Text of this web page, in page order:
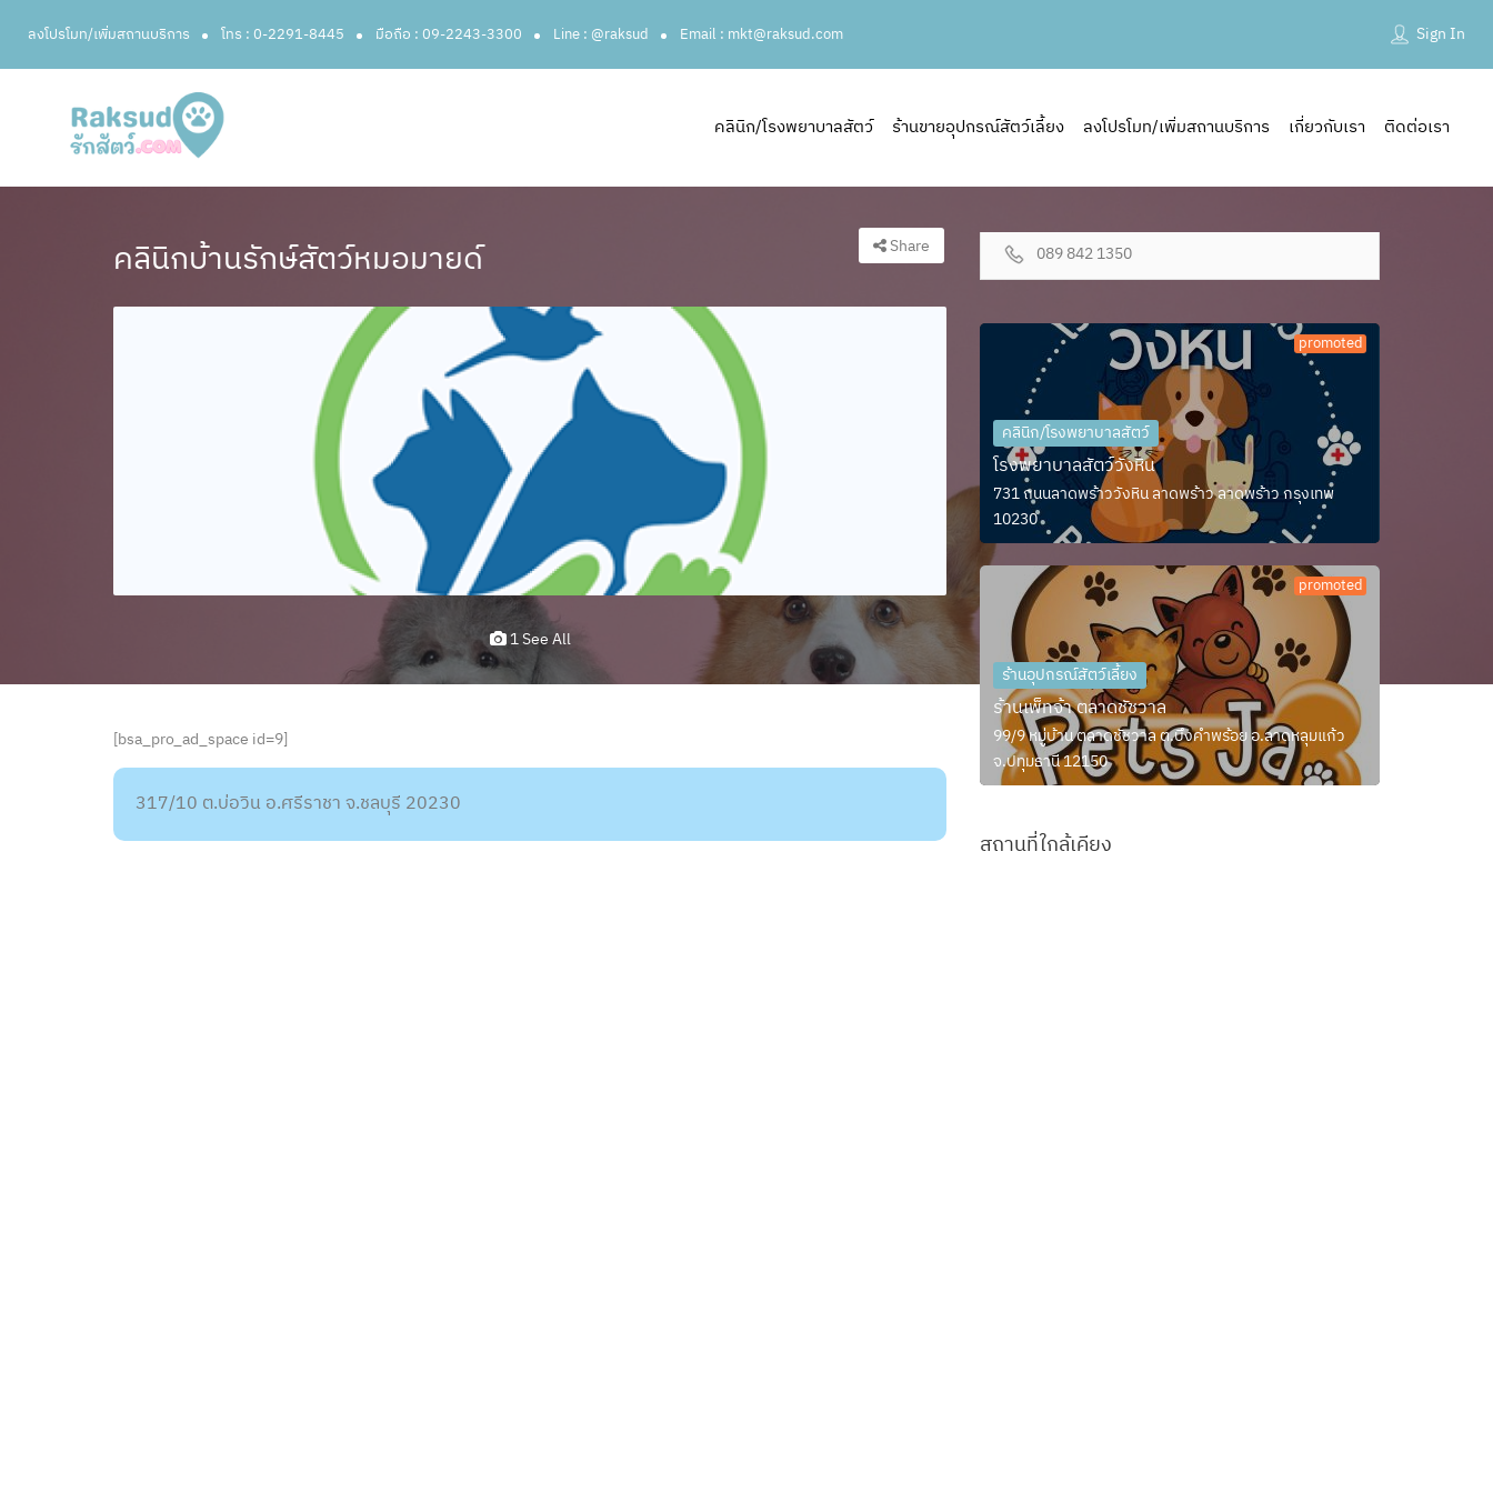
ลงโปรโมท/เพิ่มสถานบริการ โทร : 0-2291-8445 มือถือ : 09-2243-3300 Line : @raksud Email : mkt@raksud.com Sign In
คลินิก/โรงพยาบาลสัตว์ ร้านขายอุปกรณ์สัตว์เลี้ยง ลงโปรโมท/เพิ่มสถานบริการ เกี่ยวกับเรา ติดต่อเรา
คลินิกบ้านรักษ์สัตว์หมอมายด์ Share
1 See All
[bsa_pro_ad_space id=9]
317/10 ต.บ่อวิน อ.ศรีราชา จ.ชลบุรี 20230
089 842 1350
promoted
คลินิก/โรงพยาบาลสัตว์
โรงพยาบาลสัตว์วังหิน
731 ถนนลาดพร้าววังหิน ลาดพร้าว ลาดพร้าว กรุงเทพ
10230
promoted
ร้านอุปกรณ์สัตว์เลี้ยง
ร้านเพ็ทจ้า ตลาดชัชวาล
99/9 หมู่บ้าน ตลาดชัชวาล ต.บึงคำพร้อย อ.ลาดหลุมแก้ว
จ.ปทุมธานี 12150
สถานที่ใกล้เคียง